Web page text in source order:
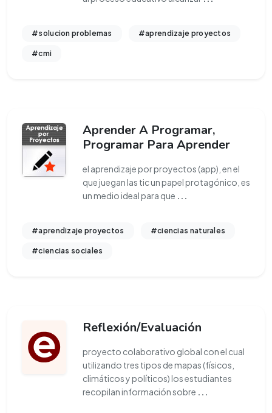
#solucion problemas #aprendizaje proyectos
#cmi
Aprender A Programar,
Programar Para Aprender
el aprendizaje por proyectos (app), en el
que juegan las tic un papel protagónico, es
un medio ideal para que ...
#aprendizaje proyectos #ciencias naturales
#ciencias sociales
Reflexión/Evaluación
proyecto colaborativo global con el cual
utilizando tres tipos de mapas (físicos,
climáticos y políticos) los estudiantes
recopilan información sobre ...